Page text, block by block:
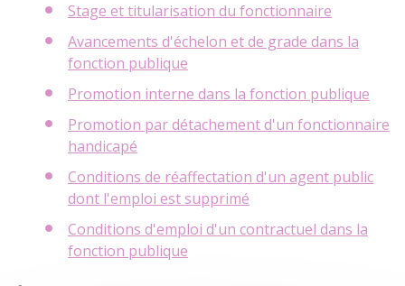
Stage et titularisation du fonctionnaire
Avancements d'échelon et de grade dans la
fonction publique
Promotion interne dans la fonction publique
Promotion par détachement d'un fonctionnaire
handicapé
Conditions de réaffectation d'un agent public
dont l'emploi est supprimé
Conditions d'emploi d'un contractuel dans la
fonction publique